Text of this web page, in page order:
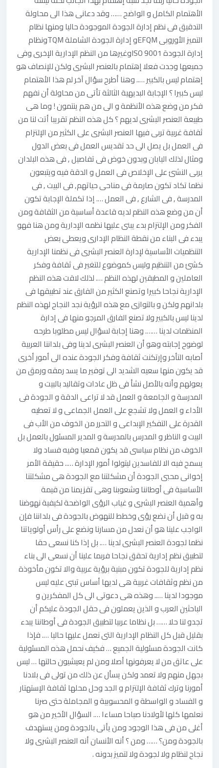
الأهتمام الكامل و الواضح …… وقد دعانى هذا الى محاولة
التدقيق فى نظم إدارة الجودة الموجودة حاليا ومنها نظام
التميز الأوروبى EFQMو إدارة الجودة الشاملة TQMونظام
إدارة الجودة ISO 9001وغيرها من النظم الإدارية الإخرى وفى
جميعها وجدت فعلا إهتمام بالعنصر البشرى ولكن للإنصاف هو
إهتمام ليس بالكبير ….. وهنا أطرح سؤال آخر لم هذا الأهتمام
ليس كبيرا ؟ الإجابة البديهية الثالثة تأتى من محاولة أن نفهم
فكر من وضع هذه الأنظمة و الى من هم ينتمون ! وما هى
طبيعة العنصر البشرى لديهم ؟ كل هذه النظم تقريبا أتت لنا من
ثقافة غربية تربى فيها العنصر البشرى على الكثير من الإلتزام
فى العمل بل يصل الى حد تقديس العمل فى بعض الدول
ومثال لذلك اليابان وبدون خوض فى تفاصيل , فى هذه البلدان
يربى النشئ على الإخلاص فى العمل و الدقة فيه ويتبعون
نظما تكاد تكون صارمة فى مناحى حياتهم, فى البيت , فى
المدرسة , فى الشارع , فى العمل …. إذا تكملة الإجابة تكون
أن من وضع هذه النظم لديه قاعدة أساسية من الثقافة ومن
الفكر ومن الإلتزام بدء يبنى عليها نظمه الإدارية ومن هنا فهو
يبدء فى البناء من نقطة النظام الإدارى ويعطى بعض
التنظميات الأساسية لإدارة العنصر البشرى فى نظمنا الإدارية
كشئ من التنظيم وليس كموضوع للتغير فى ثقافة وفكر
العاملين و المطبقين لهذه النظم …. لذلك لاقت هذه النظم
الإدارية نجاحا كبيرا وتصنع الكثير من الفارق عند تطبيقها فى
بلدانهم ولكن و بالتوازى مع هذه الرؤية نجد النجاح لهذه النظم
لدينا ليس بالكبير ولا تصنع الفارق المرجو منها فى إدارة
المنظمات لدينا ……. وهنا إجابة لسؤال ليس مطلوبا طرحه
لوضوح إجابته وهو أن العنصر البشرى لدينا وفى بلداننا العربية
أصابه التأخر وإرتكنت ثقافة وفكر الجودة عنده الى أمور أخرى
قد يكون منها سعيه الشديد الى توفير ما يسد رمقه ورمق من
يعولهم وأنه بالأصل نشأ فى ظل عادات وتقاليد بالبيت و
المدرسة و الجامعة و العمل قد لا تراعى الدقة و الجودة فى
الأداء و العمل ولا تشجع على العمل الجماعى و لا تعطيه
القدرة على التفكير الإبداعى و التحرر من الخوف من الأب فى
البيت و الناظر و المدرس بالمدرسة و المدير المسئول بالعمل بل
الخوف من نظام سياسى قد يكون قمعيا وفيه فساد ولا
يسمح فيه الا للفاسدين ليتولوا أمور الإدارة ….. حقيقة الأمر
إخوانى محبى الجودة أن مشكلتنا مع الجودة هى مشكلتنا
الأساسية فى أوطاننا وشعوبنا وهى تقزيمنا من قيمة
وأهمية العنصر البشرى و غياب الرؤى الواضحة لكيفية نهوضنا
به و قبل أن نضع رؤى وخطط للنهوض بالجودة فى بلداننا فإن
الواجب علينا هو أن نعدل من مسارنا ونضع على رأس أولوياتنا
نظما لجودة العنصر البشرى لدينا …. بل إذا كنا نسعى حقا
لتطبيق نظم إدارية تحقق نجاحا فربما علينا أن نسعى الى بناء
نظم إدارية للجودة تكون مبنية برؤية عربية والا تكون مأخوذة
من نظم وثقافات غربية هى لديها أساس تبنى عليه ليس
موجودا لدينا ….. وهذه هى دعوتى الى كل المفكرين و
الباحثين العرب و الذين يعملون فى حقل الجودة عليكم أن
تجدو لنا حلا …… بل نظاما عربيا لتطبيق الجودة فى أوطاننا يبدء
بقليل قبل كل النظام الإدارية التى نعمل عليها حاليا …. فإذا
كانت الجودة مسئولية الجميع … فكيف نحمل هذه المسئولية
على عاتق من لا يعرفونها أصلا ومن لم يعيشيون حالتها … ليس
بجهل منهم ولا تعمد ولكن يسأل عن ذلك من تولى فى بلادنا
أمورنا وترك ثقافة الإلتزام و الجد وحل محلها ثقافة الإستهتار
و الفساد و الواسطة و المحسوبية و المجاملة حتى صرنا
نعلمها كلها لأولادنا صباحا مساءا …. السؤال الأخير من هو
أغلى من فى هذا الوجود ومن يأتى بالجودة ومن يستهدف
بالجودة ومن؟ …… ومن ؟ أنه الأنسان أنه العنصر البشرى ولا
نجاح لنظام ولا لجودة ولا لتميز بدونه .